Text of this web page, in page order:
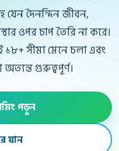
যেন দৈনন্দিন জীবন,
ওপর চাপ তৈরি না করে।
১৮+ সীমা মেনে চলা এবং
গুরুত্বপূর্ণ।
পড়ুন
যান